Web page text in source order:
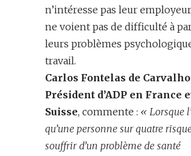
n’intéresse pas leur
ne voient pas de difficulté à
leurs problèmes
travail.
Carlos Fontelas de
Président d’ADP en France
Suisse, commente : « Lorsque
qu’une personne sur quatre
souffrir d’un problème de santé